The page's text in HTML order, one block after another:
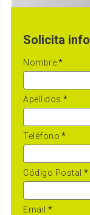
Solicita
Nombre*
Apellidos *
Teléfono *
Código Postal *
Email *